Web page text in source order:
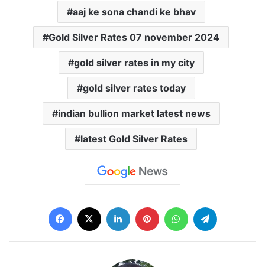
aaj ke sona chandi ke bhav
Gold Silver Rates 07 november 2024
gold silver rates in my city
gold silver rates today
indian bullion market latest news
latest Gold Silver Rates
Facebook LinkedIn PinterestWhatsApp